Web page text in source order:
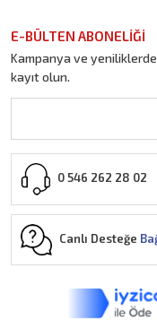
E-BÜLTEN ABONELİĞİ
Kampanya ve
kayıt olun.
0 546 262 28 02
Canlı Desteğe